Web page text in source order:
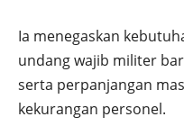
Ia menegaskan
undang wajib militer
serta perpanjangan
kekurangan personel.